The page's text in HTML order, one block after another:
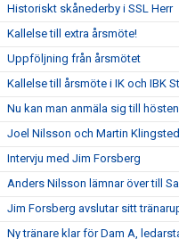
Historiskt skånederby i SSL Herr
Kallelse till extra årsmöte!
Uppföljning från årsmötet
Kallelse till årsmöte i IK och IBK
Nu kan man anmäla sig till
Joel Nilsson och Martin
Intervju med Jim Forsberg
Anders Nilsson lämnar över till
Jim Forsberg avslutar sitt
Ny tränare klar för Dam A,